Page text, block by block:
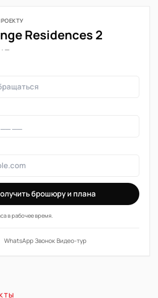
Residences 2
—
брошюру и плана
в рабочее время.
WhatsApp·Звонок·Видео-тур